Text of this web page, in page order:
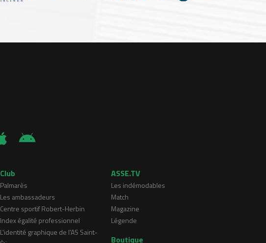
Club
Palmarès
Les ambassadeurs
Centre sportif Robert-Herbin
Index égalité professionnel
L'identité graphique de l'AS Saint-
ASSE.TV
Les indémodables
Match
Magazine
Légende
Boutique